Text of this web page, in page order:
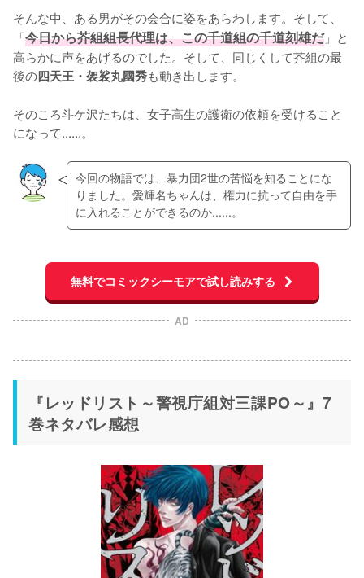
そんな中、ある男がその会合に姿をあらわします。そして、
「今日から芥組組長代理は、この千道組の千道刻雄だ」と
高らかに声をあげるのでした。そして、同じくして芥組の最
後の四天王・袈裟丸國秀も動き出します。
そのころ斗ケ沢たちは、女子高生の護衛の依頼を受けること
になって......。
今回の物語では、暴力団2世の苦悩を知ることにな
りました。愛輝名ちゃんは、権力に抗って自由を手
に入れることができるのか......。
無料でコミックシーモアで試し読みする
AD
『レッドリスト～警視庁組対三課PO～』7
巻ネタバレ感想